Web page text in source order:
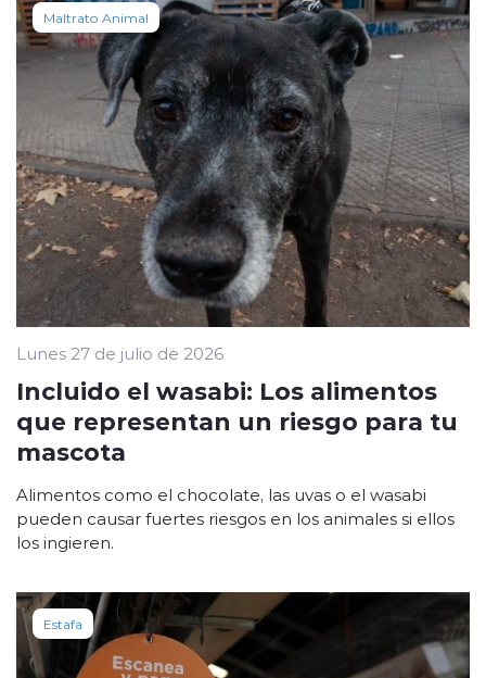
Maltrato Animal
Lunes 27 de julio de 2026
Incluido el wasabi: Los alimentos
que representan un riesgo para tu
mascota
Alimentos como el chocolate, las uvas o el wasabi
pueden causar fuertes riesgos en los animales si ellos
los ingieren.
Estafa